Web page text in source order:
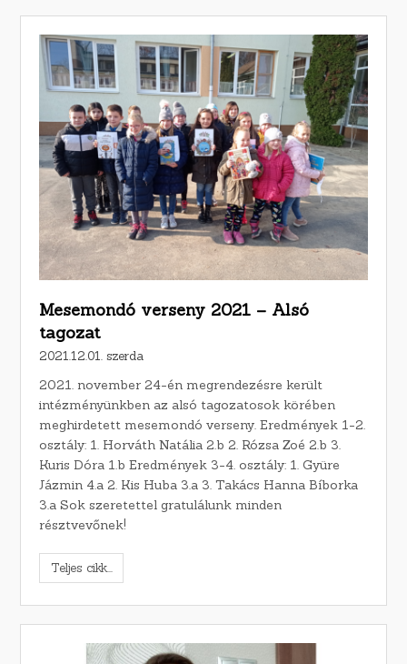
Mesemondó verseny 2021 – Alsó
tagozat
2021.12.01. szerda
2021. november 24-én megrendezésre került
intézményünkben az alsó tagozatosok körében
meghirdetett mesemondó verseny. Eredmények 1-2.
osztály: 1. Horváth Natália 2.b 2. Rózsa Zoé 2.b 3.
Kuris Dóra 1.b Eredmények 3-4. osztály: 1. Gyüre
Jázmin 4.a 2. Kis Huba 3.a 3. Takács Hanna Bíborka
3.a Sok szeretettel gratulálunk minden
résztvevőnek!
Teljes cikk...